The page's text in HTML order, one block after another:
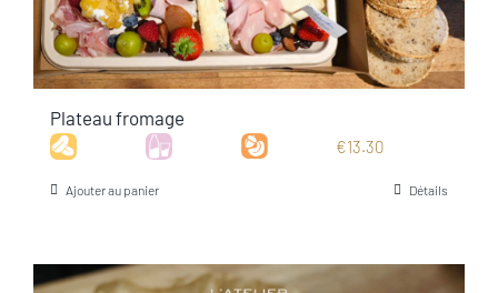
Plateau fromage
€13.30
Ajouter au panier Détails